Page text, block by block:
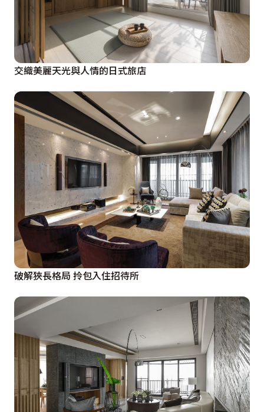
交織美麗天光與人情的日式旅店
破解狹長格局 拎包入住招待所